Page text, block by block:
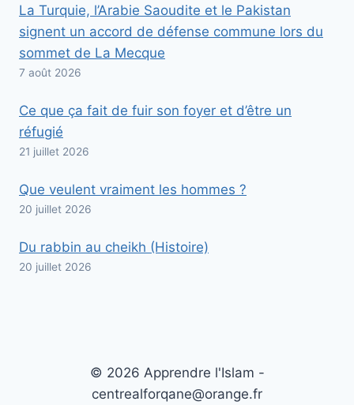
La Turquie, l’Arabie Saoudite et le Pakistan
signent un accord de défense commune lors du
sommet de La Mecque
7 août 2026
Ce que ça fait de fuir son foyer et d’être un
réfugié
21 juillet 2026
Que veulent vraiment les hommes ?
20 juillet 2026
Du rabbin au cheikh (Histoire)
20 juillet 2026
© 2026 Apprendre l'Islam -
centrealforqane@orange.fr